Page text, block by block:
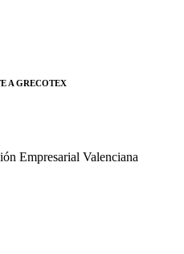
A GRECOTEX
Empresarial Valenciana